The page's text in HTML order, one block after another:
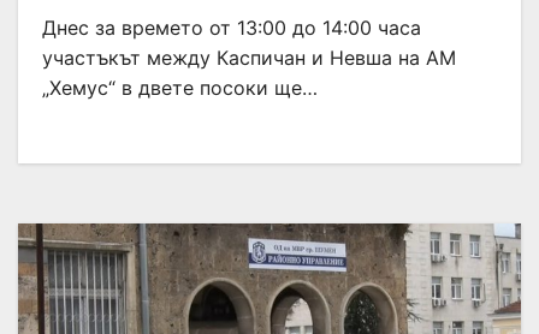
Днес за времето от 13:00 до 14:00 часа
участъкът между Каспичан и Невша на АМ
„Хемус“ в двете посоки ще…